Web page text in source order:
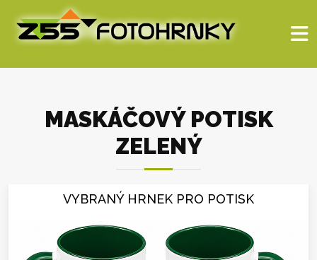
MASKÁČOVÝ POTISK
ZELENÝ
VYBRANÝ HRNEK PRO POTISK